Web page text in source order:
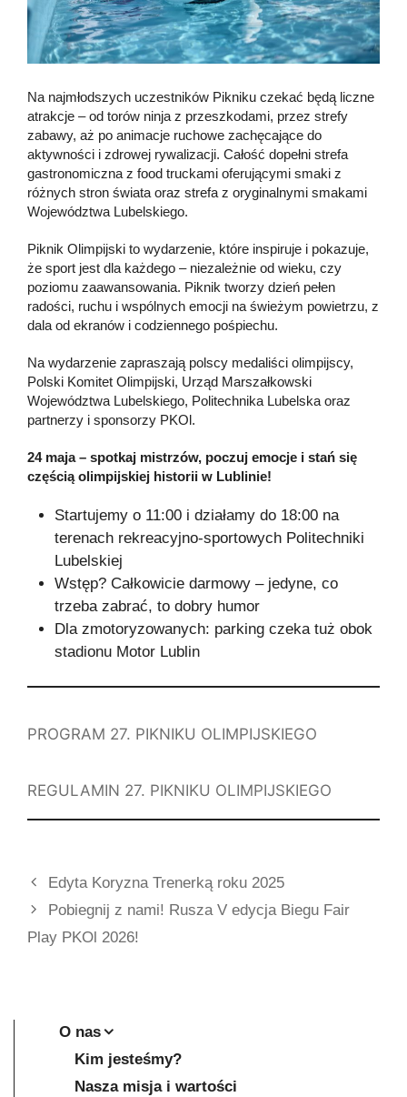
Na najmłodszych uczestników Pikniku czekać będą liczne
atrakcje – od torów ninja z przeszkodami, przez strefy
zabawy, aż po animacje ruchowe zachęcające do
aktywności i zdrowej rywalizacji. Całość dopełni strefa
gastronomiczna z food truckami oferującymi smaki z
różnych stron świata oraz strefa z oryginalnymi smakami
Województwa Lubelskiego.
Piknik Olimpijski to wydarzenie, które inspiruje i pokazuje,
że sport jest dla każdego – niezależnie od wieku, czy
poziomu zaawansowania. Piknik tworzy dzień pełen
radości, ruchu i wspólnych emocji na świeżym powietrzu, z
dala od ekranów i codziennego pośpiechu.
Na wydarzenie zapraszają polscy medaliści olimpijscy,
Polski Komitet Olimpijski, Urząd Marszałkowski
Województwa Lubelskiego, Politechnika Lubelska oraz
partnerzy i sponsorzy PKOl.
24 maja – spotkaj mistrzów, poczuj emocje i stań się
częścią olimpijskiej historii w Lublinie!
Startujemy o 11:00 i działamy do 18:00 na
terenach rekreacyjno-sportowych Politechniki
Lubelskiej
Wstęp? Całkowicie darmowy – jedyne, co
trzeba zabrać, to dobry humor
Dla zmotoryzowanych: parking czeka tuż obok
stadionu Motor Lublin
PROGRAM 27. PIKNIKU OLIMPIJSKIEGO
REGULAMIN 27. PIKNIKU OLIMPIJSKIEGO
Edyta Koryzna Trenerką roku 2025
Pobiegnij z nami! Rusza V edycja Biegu Fair
Play PKOl 2026!
O nas
Kim jesteśmy?
Nasza misja i wartości